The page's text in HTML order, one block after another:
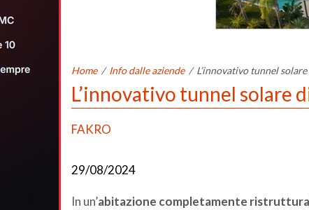
Home / Info dalle aziende / L’innovativo tunnel
L’innovativo tunnel solare
FAKRO
29/08/2024
In un’abitazione completamente